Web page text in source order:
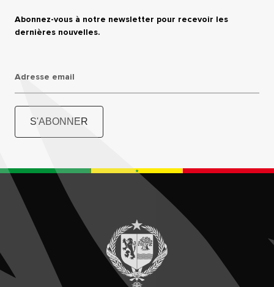
Abonnez-vous à notre newsletter pour recevoir les
dernières nouvelles.
Adresse email
S'ABONNER